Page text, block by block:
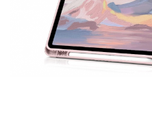
Kit-uri automatizari porti si usi
Mobila dormitor
Mobila gradina & terasa